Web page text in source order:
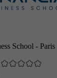
School - Paris